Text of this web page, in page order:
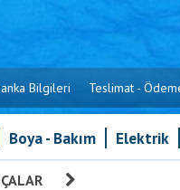
Bilgileri Teslimat -
Boya - Bakım Elektrik